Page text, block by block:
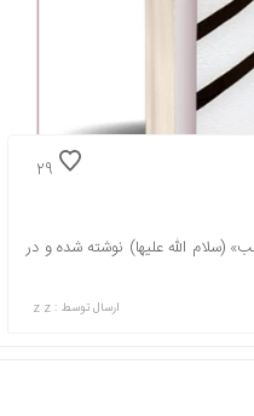
29
(سلام الله علیها) نوشته شده و در
ارسال توسط : z z